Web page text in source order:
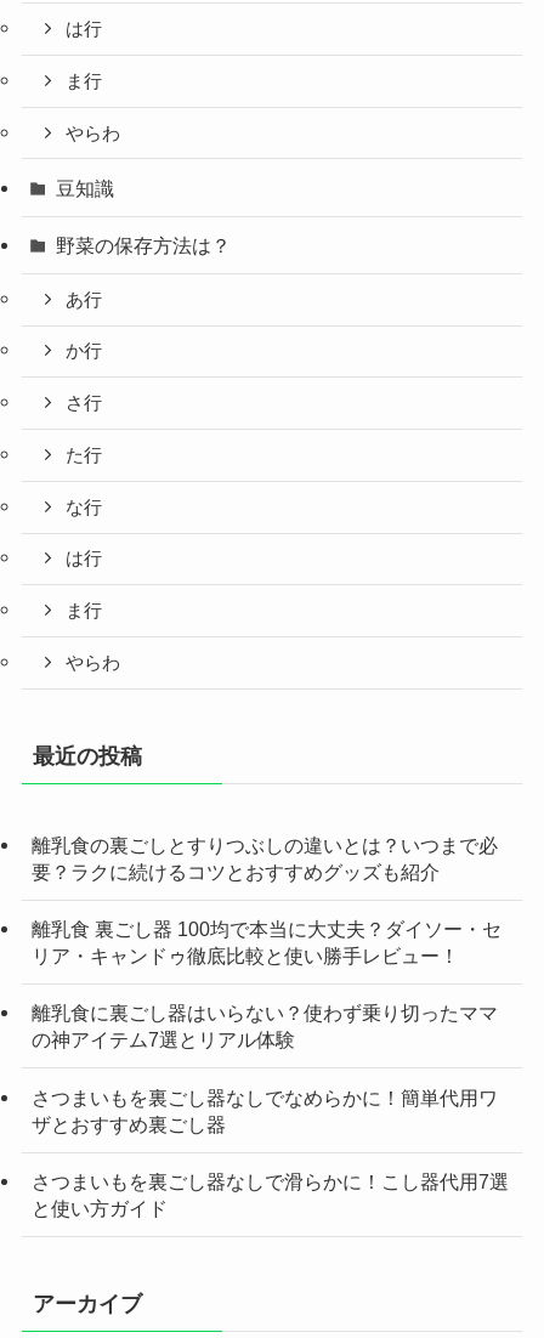
は行
ま行
やらわ
豆知識
野菜の保存方法は？
あ行
か行
さ行
た行
な行
は行
ま行
やらわ
最近の投稿
離乳食の裏ごしとすりつぶしの違いとは？いつまで必
要？ラクに続けるコツとおすすめグッズも紹介
離乳食 裏ごし器 100均で本当に大丈夫？ダイソー・セ
リア・キャンドゥ徹底比較と使い勝手レビュー！
離乳食に裏ごし器はいらない？使わず乗り切ったママ
の神アイテム7選とリアル体験
さつまいもを裏ごし器なしでなめらかに！簡単代用ワ
ザとおすすめ裏ごし器
さつまいもを裏ごし器なしで滑らかに！こし器代用7選
と使い方ガイド
アーカイブ